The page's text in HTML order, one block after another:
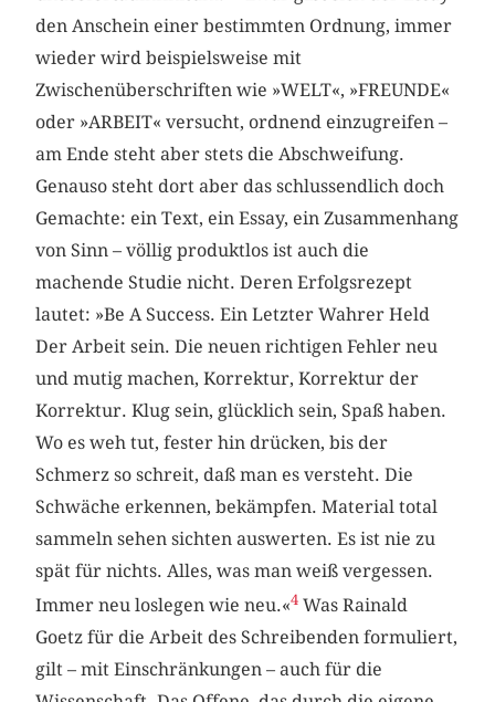
den Anschein einer bestimmten Ordnung, immer
wieder wird beispielsweise mit
Zwischenüberschriften wie »WELT«, »FREUNDE«
oder »ARBEIT« versucht, ordnend einzugreifen –
am Ende steht aber stets die Abschweifung.
Genauso steht dort aber das schlussendlich doch
Gemachte: ein Text, ein Essay, ein Zusammenhang
von Sinn – völlig produktlos ist auch die
machende Studie nicht. Deren Erfolgsrezept
lautet: »Be A Success. Ein Letzter Wahrer Held
Der Arbeit sein. Die neuen richtigen Fehler neu
und mutig machen, Korrektur, Korrektur der
Korrektur. Klug sein, glücklich sein, Spaß haben.
Wo es weh tut, fester hin drücken, bis der
Schmerz so schreit, daß man es versteht. Die
Schwäche erkennen, bekämpfen. Material total
sammeln sehen sichten auswerten. Es ist nie zu
spät für nichts. Alles, was man weiß vergessen.
Immer neu loslegen wie neu.«4 Was Rainald
Goetz für die Arbeit des Schreibenden formuliert,
gilt – mit Einschränkungen – auch für die